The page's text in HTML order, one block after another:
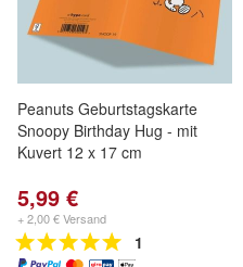
Peanuts Geburtstagskarte
Snoopy Birthday Hug - mit
Kuvert 12 x 17 cm
5,99 €
+ 2,00 € Versand
1